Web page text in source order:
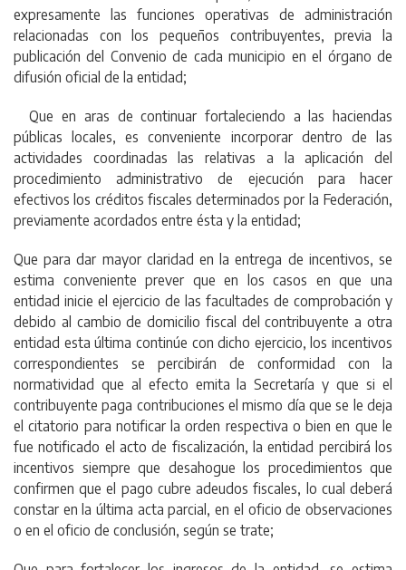
expresamente las funciones operativas de administración
relacionadas con los pequeños contribuyentes, previa la
publicación del Convenio de cada municipio en el órgano de
difusión oficial de la entidad;
Que en aras de continuar fortaleciendo a las haciendas
públicas locales, es conveniente incorporar dentro de las
actividades coordinadas las relativas a la aplicación del
procedimiento administrativo de ejecución para hacer
efectivos los créditos fiscales determinados por la Federación,
previamente acordados entre ésta y la entidad;
Que para dar mayor claridad en la entrega de incentivos, se
estima conveniente prever que en los casos en que una
entidad inicie el ejercicio de las facultades de comprobación y
debido al cambio de domicilio fiscal del contribuyente a otra
entidad esta última continúe con dicho ejercicio, los incentivos
correspondientes se percibirán de conformidad con la
normatividad que al efecto emita la Secretaría y que si el
contribuyente paga contribuciones el mismo día que se le deja
el citatorio para notificar la orden respectiva o bien en que le
fue notificado el acto de fiscalización, la entidad percibirá los
incentivos siempre que desahogue los procedimientos que
confirmen que el pago cubre adeudos fiscales, lo cual deberá
constar en la última acta parcial, en el oficio de observaciones
o en el oficio de conclusión, según se trate;